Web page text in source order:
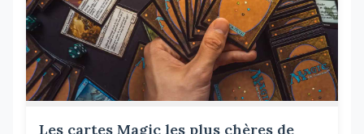
Les cartes Magic les plus chères de